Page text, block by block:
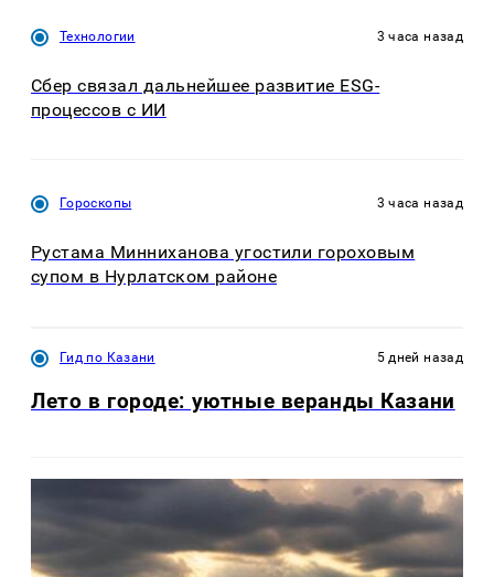
Технологии 3 часа назад
Сбер связал дальнейшее развитие ESG-
процессов с ИИ
Гороскопы 3 часа назад
Рустама Минниханова угостили гороховым
супом в Нурлатском районе
Гид по Казани 5 дней назад
Лето в городе: уютные веранды Казани